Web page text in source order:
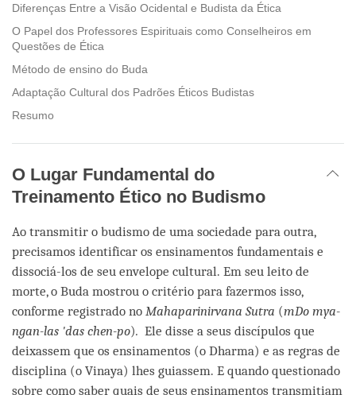
Diferenças Entre a Visão Ocidental e Budista da Ética
O Papel dos Professores Espirituais como Conselheiros em
Questões de Ética
Método de ensino do Buda
Adaptação Cultural dos Padrões Éticos Budistas
Resumo
O Lugar Fundamental do
Treinamento Ético no Budismo
Ao transmitir o budismo de uma sociedade para outra,
precisamos identificar os ensinamentos fundamentais e
dissociá-los de seu envelope cultural. Em seu leito de
morte, o Buda mostrou o critério para fazermos isso,
conforme registrado no Mahaparinirvana Sutra (mDo mya-
ngan-las 'das chen-po). Ele disse a seus discípulos que
deixassem que os ensinamentos (o Dharma) e as regras de
disciplina (o Vinaya) lhes guiassem. E quando questionado
sobre como saber quais de seus ensinamentos transmitiam